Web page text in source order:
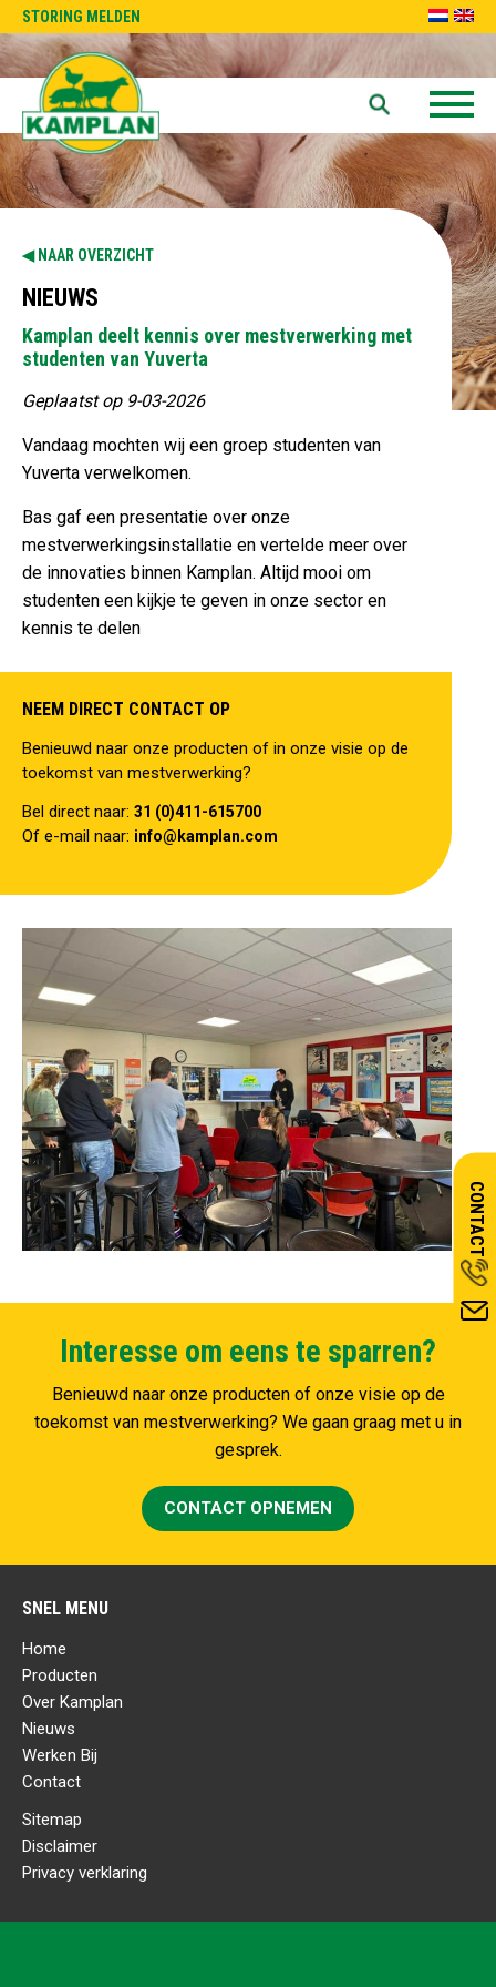
STORING MELDEN
NAAR OVERZICHT
NIEUWS
Kamplan deelt kennis over mestverwerking met
studenten van Yuverta
Geplaatst op 9-03-2026
Vandaag mochten wij een groep studenten van
Yuverta verwelkomen.
Bas gaf een presentatie over onze
mestverwerkingsinstallatie en vertelde meer over
de innovaties binnen Kamplan. Altijd mooi om
studenten een kijkje te geven in onze sector en
kennis te delen
NEEM DIRECT CONTACT OP
Benieuwd naar onze producten of in onze visie op de
toekomst van mestverwerking?
Bel direct naar: 31 (0)411-615700
Of e-mail naar: info@kamplan.com
Interesse om eens te sparren?
Benieuwd naar onze producten of onze visie op de
toekomst van mestverwerking? We gaan graag met u in
gesprek.
CONTACT OPNEMEN
CONTACT
SNEL MENU
Home
Producten
Over Kamplan
Nieuws
Werken Bij
Contact
Sitemap
Disclaimer
Privacy verklaring